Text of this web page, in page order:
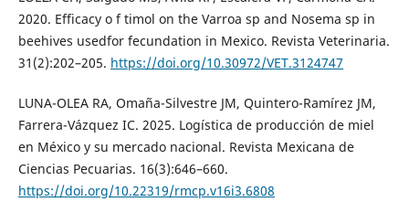
2020. Efficacy o f timol on the Varroa sp and Nosema sp in
beehives usedfor fecundation in Mexico. Revista Veterinaria.
31(2):202–205. https://doi.org/10.30972/VET.3124747
LUNA-OLEA RA, Omaña-Silvestre JM, Quintero-Ramírez JM,
Farrera-Vázquez IC. 2025. Logística de producción de miel
en México y su mercado nacional. Revista Mexicana de
Ciencias Pecuarias. 16(3):646–660.
https://doi.org/10.22319/rmcp.v16i3.6808